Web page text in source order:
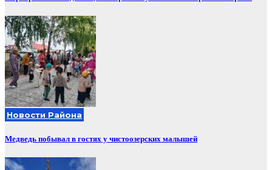
Новости Района
Медведь побывал в гостях у чистоозерских малышей